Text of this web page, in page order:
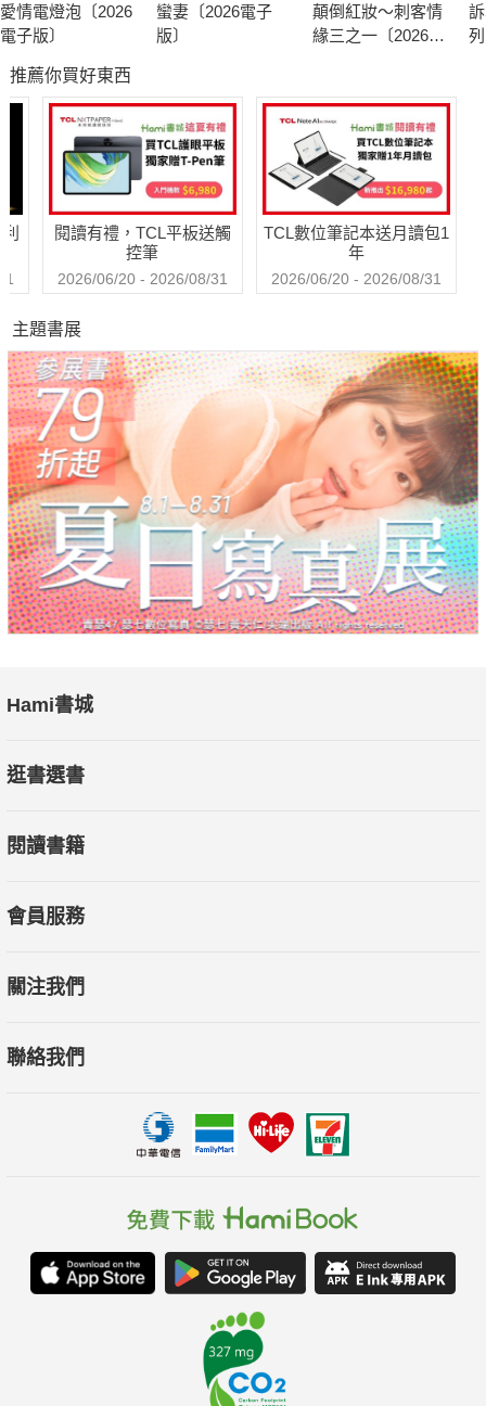
愛情電燈泡〔2026
電子版〕
蠻妻〔2026電子
版〕
顛倒紅妝～刺客情
緣三之一〔2026電
推薦你買好東西
閱讀有禮，TCL平板送觸
控筆
2026/06/20 - 2026/08/31
TCL數位筆記本送月讀包1
年
2026/06/20 - 2026/08/31
主題書展
Hami書城
逛書選書
閱讀書籍
會員服務
關注我們
聯絡我們